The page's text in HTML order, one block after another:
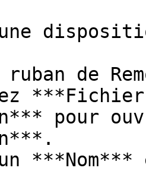
de
pour